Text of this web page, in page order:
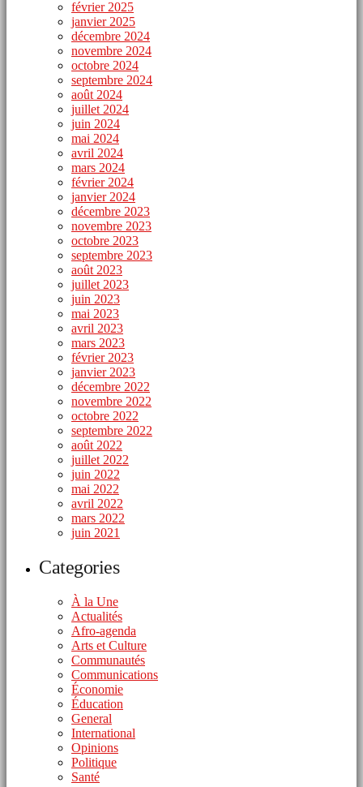
février 2025
janvier 2025
décembre 2024
novembre 2024
octobre 2024
septembre 2024
août 2024
juillet 2024
juin 2024
mai 2024
avril 2024
mars 2024
février 2024
janvier 2024
décembre 2023
novembre 2023
octobre 2023
septembre 2023
août 2023
juillet 2023
juin 2023
mai 2023
avril 2023
mars 2023
février 2023
janvier 2023
décembre 2022
novembre 2022
octobre 2022
septembre 2022
août 2022
juillet 2022
juin 2022
mai 2022
avril 2022
mars 2022
juin 2021
Categories
À la Une
Actualités
Afro-agenda
Arts et Culture
Communautés
Communications
Économie
Éducation
General
International
Opinions
Politique
Santé